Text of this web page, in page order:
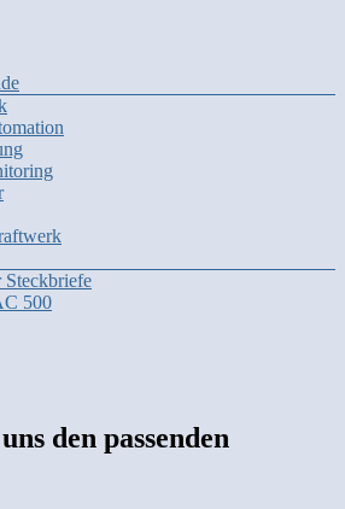
500
den passenden